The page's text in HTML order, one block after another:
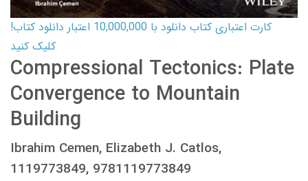
کارت اعتباری کتاب دانلود با 10,000,000 اعتبار دانلود کتاب!
کلیک کنید
Compressional Tectonics: Plate
Convergence to Mountain
Building
Ibrahim Cemen, Elizabeth J. Catlos,
1119773849, 9781119773849